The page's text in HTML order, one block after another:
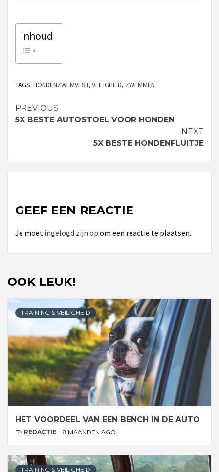
Inhoud
TAGS: HONDENZWEMVEST, VEILIGHEID, ZWEMMEN
Continue
PREVIOUS
5X BESTE AUTOSTOEL VOOR HONDEN
NEXT
5X BESTE HONDENFLUITJE
GEEF EEN REACTIE
Je moet ingelogd zijn op om een reactie te plaatsen.
OOK LEUK!
TRAINING & VEILIGHEID
HET VOORDEEL VAN EEN BENCH IN DE AUTO
BY REDACTIE 8 MAANDEN AGO
TRAINING & VEILIGHEID